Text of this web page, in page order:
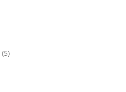
(5)